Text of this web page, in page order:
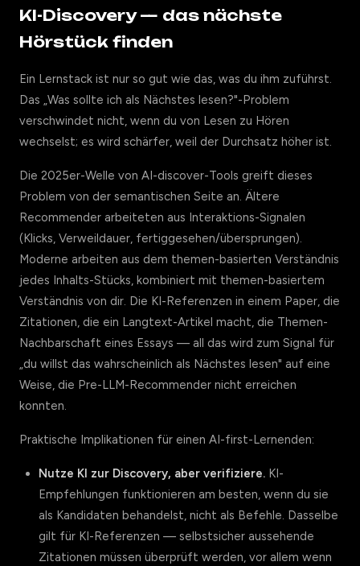
KI-Discovery — das nächste
Hörstück finden
Ein Lernstack ist nur so gut wie das, was du ihm zuführst.
Das „Was sollte ich als Nächstes lesen?"-Problem
verschwindet nicht, wenn du von Lesen zu Hören
wechselst; es wird schärfer, weil der Durchsatz höher ist.
Die 2025er-Welle von AI-discover-Tools greift dieses
Problem von der semantischen Seite an. Ältere
Recommender arbeiteten aus Interaktions-Signalen
(Klicks, Verweildauer, fertiggesehen/übersprungen).
Moderne arbeiten aus dem themen-basierten Verständnis
jedes Inhalts-Stücks, kombiniert mit themen-basiertem
Verständnis von dir. Die KI-Referenzen in einem Paper, die
Zitationen, die ein Langtext-Artikel macht, die Themen-
Nachbarschaft eines Essays — all das wird zum Signal für
„du willst das wahrscheinlich als Nächstes lesen" auf eine
Weise, die Pre-LLM-Recommender nicht erreichen
konnten.
Praktische Implikationen für einen AI-first-Lernenden:
Nutze KI zur Discovery, aber verifiziere. KI-
Empfehlungen funktionieren am besten, wenn du sie
als Kandidaten behandelst, nicht als Befehle. Dasselbe
gilt für KI-Referenzen — selbstsicher aussehende
Zitationen müssen überprüft werden, vor allem wenn